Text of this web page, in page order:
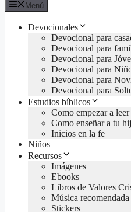
Menú
Devocionales
Devocional para
Devocional para
Devocional para
Devocional para
Devocional para
Devocional para
Estudios bíblicos
Como empezar a
Como enseñar a tu
Inicios en la fe
Niños
Recursos
Imágenes
Ebooks
Libros de Valores
Música recomendada
Stickers